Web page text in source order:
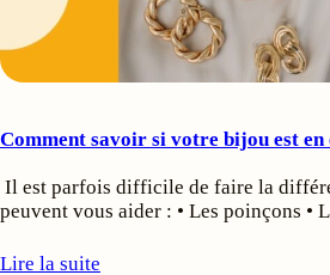
Comment savoir si votre bijou est en
Il est parfois difficile de faire la
peuvent vous aider : • Les poinçons •
Lire la suite